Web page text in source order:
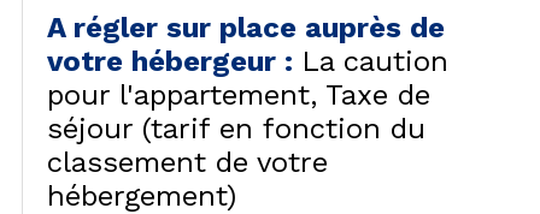
A régler sur place auprès de
votre hébergeur : La caution
pour l'appartement Taxe de
séjour (tarif en fonction du
classement de votre
hébergement)